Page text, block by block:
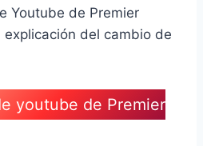
Youtube de Premier
del cambio de
youtube de Premier